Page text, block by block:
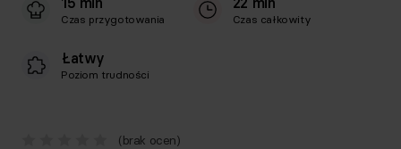
Czas przygotowania Czas całkowity
Łatwy
Poziom trudności
(brak ocen)